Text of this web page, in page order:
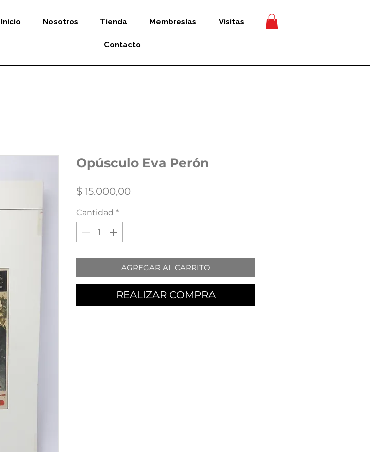
Inicio Nosotros Tienda Membresías Visitas
Contacto
Opúsculo Eva Perón
$ 15.000,00
Cantidad *
AGREGAR AL CARRITO
REALIZAR COMPRA